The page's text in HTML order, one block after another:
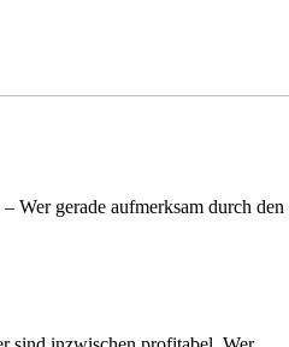
Wer gerade aufmerksam durch